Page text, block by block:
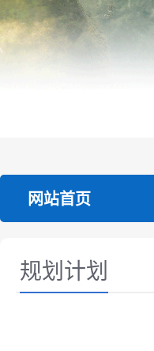
网站首页
规划计划